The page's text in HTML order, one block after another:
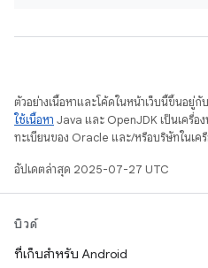
ตัวอย่างเนื้อหาและโค้ดในหน้าเว็บนี้ขึ้นอยู่
ใช้เนื้อหา Java และ OpenJDK เป็นเครื่อง
ทะเบียนของ Oracle และ/หรือบริษัทในเค
อัปเดตล่าสุด 2025-07-27 UTC
บิวด์
ที่เก็บสำหรับ Android